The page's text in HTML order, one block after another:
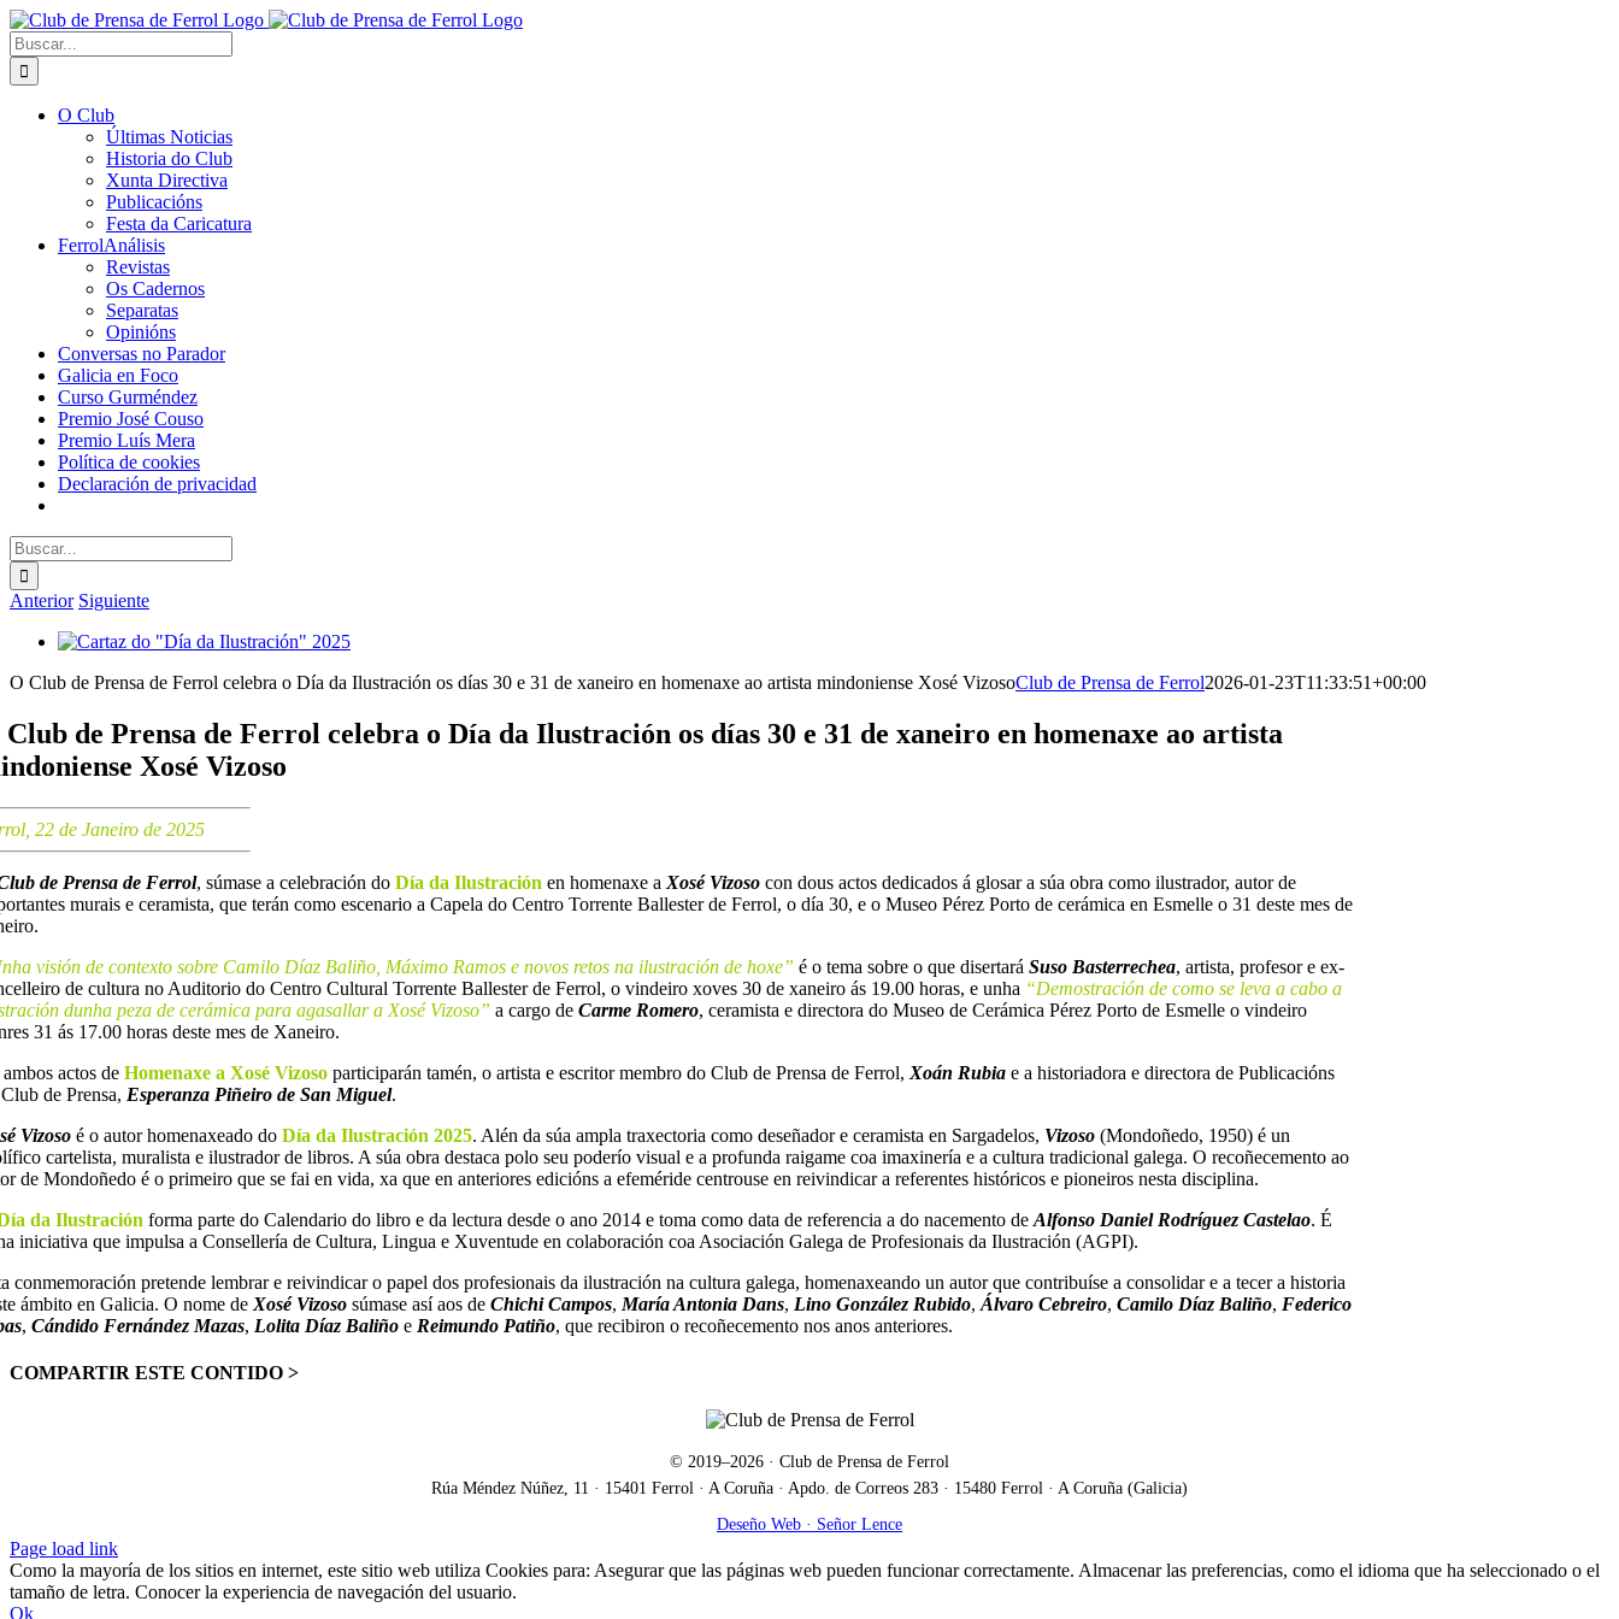
Saltar
al
contenido
Buscar:
O Club
Últimas Noticias
Historia do Club
Xunta Directiva
Publicacións
Festa da Caricatura
FerrolAnálisis
Revistas
Os Cadernos
Separatas
Opinións
Conversas no Parador
Galicia en Foco
Curso Gurméndez
Premio José Couso
Premio Luís Mera
Política de cookies
Declaración de privacidad
Buscar:
Anterior Siguiente
Ver
más
O Club de Prensa de Ferrol celebra o Día da Ilustración os días 30 e 31 de xaneiro en homenaxe ao artista mindoniense Xosé VizosoClub de Prensa de Ferrol2026-01-23T11:33:51+00:00
Club de Prensa de Ferrol celebra o Día da Ilustración os días 30 e 31 de xaneiro en homenaxe ao artista
Xosé Vizoso
22 deJaneiro de 2025
de Prensa de Ferrol, súmase a celebración doDía da Ilustración en homenaxe a Xosé Vizoso con dous actos dedicados á glosar a súa obra como ilustrador, autor de
murais e ceramista, que terán como escenario a Capela do Centro Torrente Ballester de Ferrol, o día 30, e o Museo Pérez Porto de cerámica en Esmelle o 31 deste mes de
visión de contexto sobre Camilo Díaz Baliño, Máximo Ramos e novos retos na ilustración de hoxe” é o tema sobre o que disertaráSuso Basterrechea, artista, profesor e ex-
de cultura no Auditorio do Centro Cultural Torrente Ballester de Ferrol, o vindeiro xoves 30 de xaneiro ás 19.00 horas, e unha “Demostración de como se leva a cabo a
dunha peza de cerámica para agasallar a Xosé Vizoso” a cargo deCarme Romero, ceramista e directora do Museo de Cerámica Pérez Porto de Esmelle o vindeiro
31 ás 17.00 horas deste mes de Xaneiro.
actos deHomenaxe a Xosé Vizoso participarán tamén, o artista e escritor membro do Club de Prensa de Ferrol, Xoán Rubia e a historiadora e directora de Publicacións
de Prensa, Esperanza Piñeiro de San Miguel.
Vizoso é o autor homenaxeado doDía da Ilustración 2025. Alén da súa ampla traxectoria como deseñador e ceramista en Sargadelos, Vizoso (Mondoñedo, 1950) é un
cartelista, muralista e ilustrador de libros. A súa obra destaca polo seu poderío visual e a profunda raigame coa imaxinería e a cultura tradicional galega. O recoñecemento ao
de Mondoñedo é o primeiro que se fai en vida, xa que en anteriores edicións a efeméride centrouse en reivindicar a referentes históricos e pioneiros nesta disciplina.
da Ilustración forma parte do Calendario do libro e da lectura desde o ano 2014 e toma como data de referencia a do nacemento deAlfonso Daniel Rodríguez Castelao. É
iniciativa que impulsa a Consellería de Cultura, Lingua e Xuventude en colaboración coa Asociación Galega de Profesionais da Ilustración (AGPI).
conmemoración pretende lembrar e reivindicar o papel dos profesionais da ilustración na cultura galega, homenaxeando un autor que contribuíse a consolidar e a tecer a historia
ámbito en Galicia. O nome de Xosé Vizoso súmase así aos deChichi Campos, María Antonia Dans, Lino González Rubido,Álvaro Cebreiro,Camilo Díaz Baliño, Federico
,Cándido Fernández Mazas, Lolita Díaz Baliño e Reimundo Patiño, que recibiron o recoñecemento nos anos anteriores.
COMPARTIR ESTE CONTIDO >
© 2019–2026 · Club de Prensa de Ferrol
Rúa Méndez Núñez, 11 · 15401 Ferrol · A Coruña · Apdo. de Correos 283 · 15480 Ferrol · A Coruña (Galicia)
Deseño Web · Señor Lence
Facebook
X
Correo
electrónico
Page load link
Como la mayoría de los sitios en internet, este sitio web utiliza Cookies para: Asegurar que las páginas web pueden funcionar correctamente. Almacenar las preferencias, como el idioma que ha seleccionado o el
tamaño de letra. Conocer la experiencia de navegación del usuario.
Ok